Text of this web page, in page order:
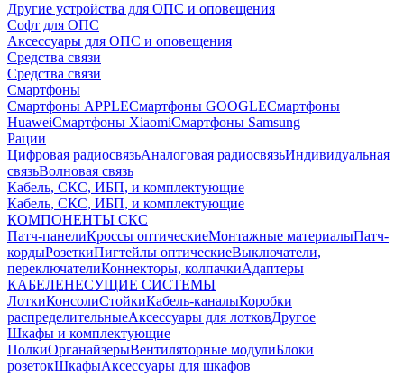
Другие устройства для ОПС и оповещения
Софт для ОПС
Аксессуары для ОПС и оповещения
Средства связи
Средства связи
Смартфоны
Смартфоны APPLEСмартфоны GOOGLEСмартфоны
HuaweiСмартфоны XiaomiСмартфоны Samsung
Рации
Цифровая радиосвязьАналоговая радиосвязьИндивидуальная
связьВолновая связь
Кабель, СКС, ИБП, и комплектующие
Кабель, СКС, ИБП, и комплектующие
КОМПОНЕНТЫ СКС
Патч-панелиКроссы оптическиеМонтажные материалыПатч-
кордыРозеткиПигтейлы оптическиеВыключатели,
переключателиКоннекторы, колпачкиАдаптеры
КАБЕЛЕНЕСУЩИЕ СИСТЕМЫ
ЛоткиКонсолиСтойкиКабель-каналыКоробки
распределительныеАксессуары для лотковДругое
Шкафы и комплектующие
ПолкиОрганайзерыВентиляторные модулиБлоки
розетокШкафыАксессуары для шкафов